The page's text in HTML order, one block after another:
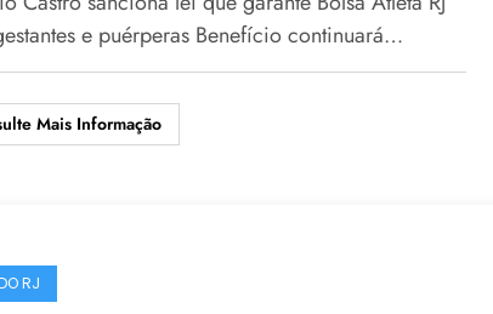
e puérperas Benefício continuará…
Mais Informação
RJ